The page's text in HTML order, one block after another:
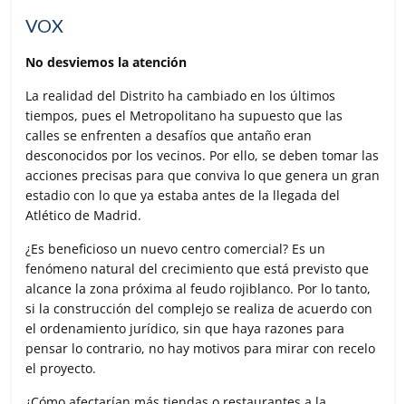
VOX
No desviemos la atención
La realidad del Distrito ha cambiado en los últimos
tiempos, pues el Metropolitano ha supuesto que las
calles se enfrenten a desafíos que antaño eran
desconocidos por los vecinos. Por ello, se deben tomar las
acciones precisas para que conviva lo que genera un gran
estadio con lo que ya estaba antes de la llegada del
Atlético de Madrid.
¿Es beneficioso un nuevo centro comercial? Es un
fenómeno natural del crecimiento que está previsto que
alcance la zona próxima al feudo rojiblanco. Por lo tanto,
si la construcción del complejo se realiza de acuerdo con
el ordenamiento jurídico, sin que haya razones para
pensar lo contrario, no hay motivos para mirar con recelo
el proyecto.